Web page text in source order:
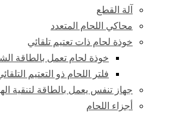
آلة القطع
محاكي اللحام المتعدد
خوذة لحام ذات تعتيم تلقائي
خوذة لحام تعمل بالطاقة
فلتر اللحام ذو التعتيم
جهاز تنفس يعمل بالطاقة لتنقية
أجزاء اللحام